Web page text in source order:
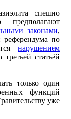
спешно
законами,
референдума по
нарушением
третьей статьёй
только один
функций
уже